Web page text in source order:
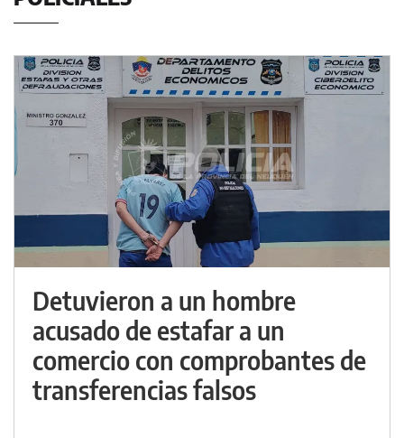
Detuvieron a un hombre
acusado de estafar a un
comercio con comprobantes de
transferencias falsos